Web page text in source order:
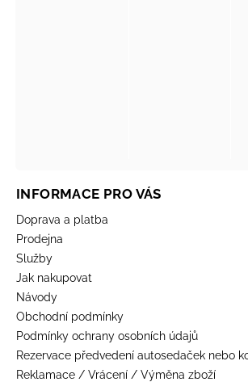
INFORMACE PRO VÁS
Doprava a platba
Prodejna
Služby
Jak nakupovat
Návody
Obchodní podmínky
Podmínky ochrany osobních údajů
Rezervace předvedení autosedaček nebo
Reklamace / Vrácení / Výměna zboží